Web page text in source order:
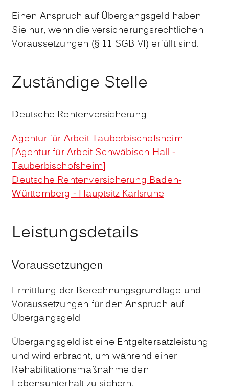
Einen Anspruch auf Übergangsgeld haben
Sie nur, wenn die versicherungsrechtlichen
Voraussetzungen (§ 11 SGB VI) erfüllt sind.
Zuständige Stelle
Deutsche Rentenversicherung
Agentur für Arbeit Tauberbischofsheim
[Agentur für Arbeit Schwäbisch Hall -
Tauberbischofsheim]
Deutsche Rentenversicherung Baden-
Württemberg - Hauptsitz Karlsruhe
Leistungsdetails
Voraussetzungen
Ermittlung der Berechnungsgrundlage und
Voraussetzungen für den Anspruch auf
Übergangsgeld
Übergangsgeld ist eine Entgeltersatzleistung
und wird erbracht, um während einer
Rehabilitationsmaßnahme den
Lebensunterhalt zu sichern.